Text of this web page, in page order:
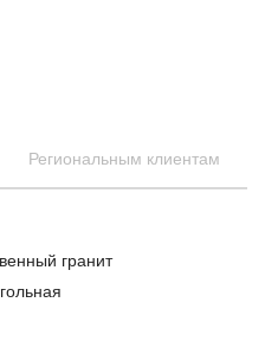
Региональным клиентам
гранит